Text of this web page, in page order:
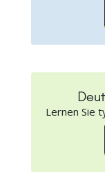
Lernen Sie